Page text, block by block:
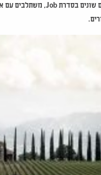
שונים בסדרתJob
, משתלבים עם